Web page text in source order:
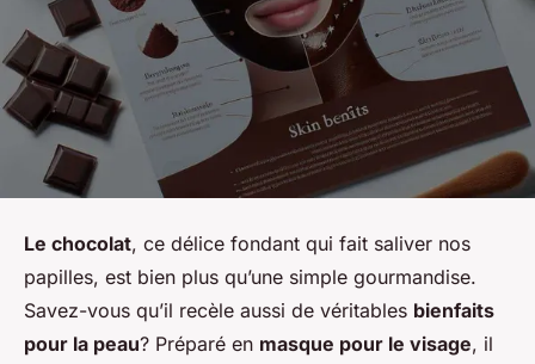
Le chocolat, ce délice fondant qui fait saliver nos
papilles, est bien plus qu’une simple gourmandise.
Savez-vous qu’il recèle aussi de véritables bienfaits
pour la peau? Préparé en masque pour le visage, il